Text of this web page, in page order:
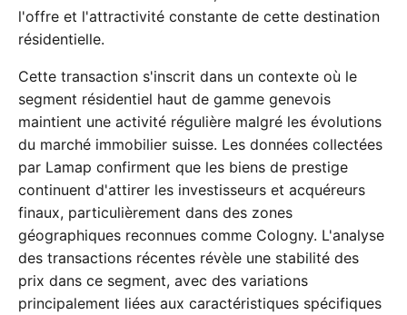
l'offre et l'attractivité constante de cette destination
résidentielle.
Cette transaction s'inscrit dans un contexte où le
segment résidentiel haut de gamme genevois
maintient une activité régulière malgré les évolutions
du marché immobilier suisse. Les données collectées
par Lamap confirment que les biens de prestige
continuent d'attirer les investisseurs et acquéreurs
finaux, particulièrement dans des zones
géographiques reconnues comme Cologny. L'analyse
des transactions récentes révèle une stabilité des
prix dans ce segment, avec des variations
principalement liées aux caractéristiques spécifiques